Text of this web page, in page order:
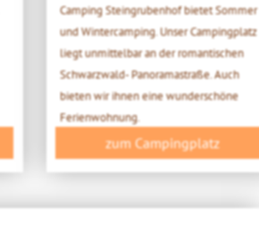
Camping Steingrubenhof bietet Sommer
und Wintercamping. Unser Campingplatz
liegt unmittelbar an der romantischen
Schwarzwald- Panoramastraße. Auch
bieten wir ihnen eine wunderschöne
Ferienwohnung.
zum Campingplatz